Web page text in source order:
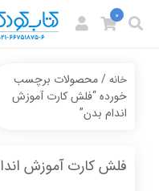
0
خانه/ محصولات برچسب
خورده “فلش کارت آموزش
اندام بدن”